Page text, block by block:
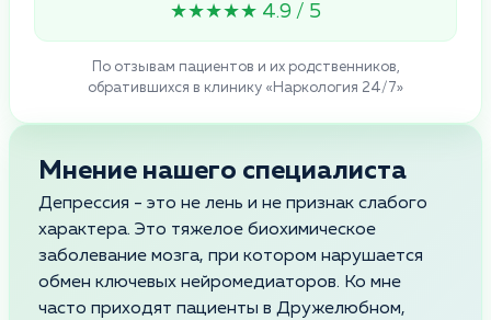
★★★★★ 4.9 / 5
По отзывам пациентов и их родственников,
обратившихся в клинику «Наркология 24/7»
Мнение нашего специалиста
Депрессия - это не лень и не признак слабого
характера. Это тяжелое биохимическое
заболевание мозга, при котором нарушается
обмен ключевых нейромедиаторов. Ко мне
часто приходят пациенты в Дружелюбном,